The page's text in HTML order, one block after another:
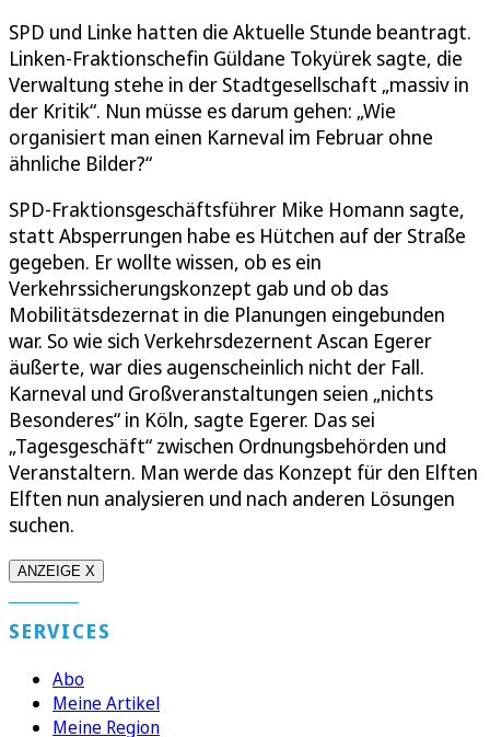
SPD und Linke hatten die Aktuelle Stunde beantragt.
Linken-Fraktionschefin Güldane Tokyürek sagte, die
Verwaltung stehe in der Stadtgesellschaft „massiv in
der Kritik“. Nun müsse es darum gehen: „Wie
organisiert man einen Karneval im Februar ohne
ähnliche Bilder?“
SPD-Fraktionsgeschäftsführer Mike Homann sagte,
statt Absperrungen habe es Hütchen auf der Straße
gegeben. Er wollte wissen, ob es ein
Verkehrssicherungskonzept gab und ob das
Mobilitätsdezernat in die Planungen eingebunden
war. So wie sich Verkehrsdezernent Ascan Egerer
äußerte, war dies augenscheinlich nicht der Fall.
Karneval und Großveranstaltungen seien „nichts
Besonderes“ in Köln, sagte Egerer. Das sei
„Tagesgeschäft“ zwischen Ordnungsbehörden und
Veranstaltern. Man werde das Konzept für den Elften
Elften nun analysieren und nach anderen Lösungen
suchen.
ANZEIGE X
SERVICES
Abo
Meine Artikel
Meine Region